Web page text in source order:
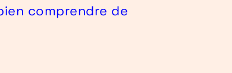
comprendre de